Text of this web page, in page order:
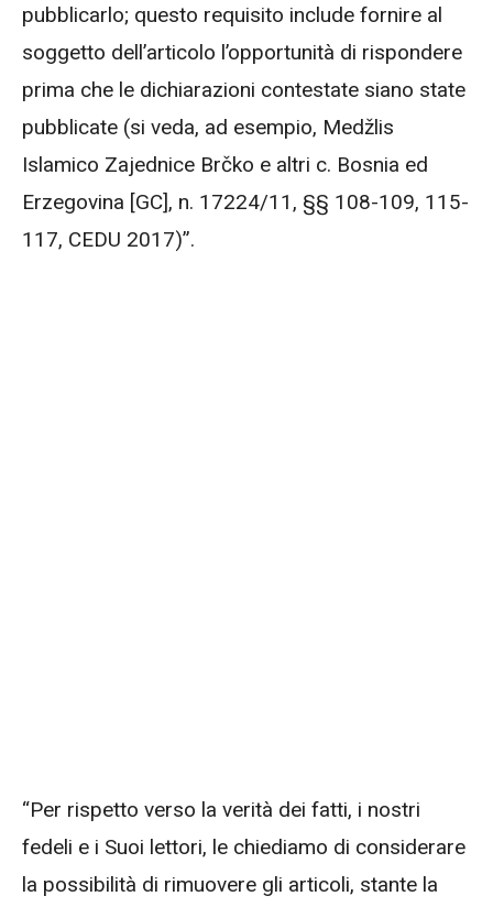
pubblicarlo; questo requisito include fornire al
soggetto dell’articolo l’opportunità di rispondere
prima che le dichiarazioni contestate siano state
pubblicate (si veda, ad esempio, Medžlis
Islamico Zajednice Brčko e altri c. Bosnia ed
Erzegovina [GC], n. 17224/11, §§ 108-109, 115-
117, CEDU 2017)”.
“Per rispetto verso la verità dei fatti, i nostri
fedeli e i Suoi lettori, le chiediamo di considerare
la possibilità di rimuovere gli articoli, stante la